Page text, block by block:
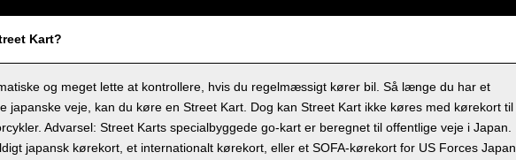
Kart?
og meget lette at kontrollere, hvis du regelmæssigt kører bil. Så længe du har et
japanske veje, kan du køre en Street Kart. Dog kan Street Kart ikke køres med kørekort til
Advarsel: Street Karts specialbyggede go-kart er beregnet til offentlige veje i Japan.
japansk kørekort, et internationalt kørekort, eller et SOFA-kørekort for US Forces Japan,